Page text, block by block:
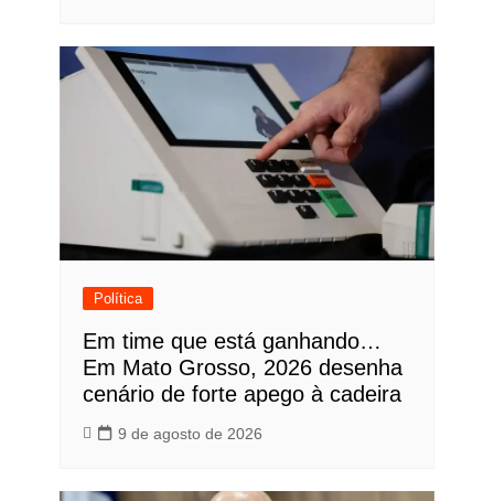
Política
Em time que está ganhando…
Em Mato Grosso, 2026 desenha
cenário de forte apego à cadeira
9 de agosto de 2026